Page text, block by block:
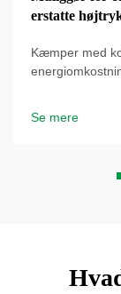
erstatte
Kæmper med
omkostninger –
Se mere